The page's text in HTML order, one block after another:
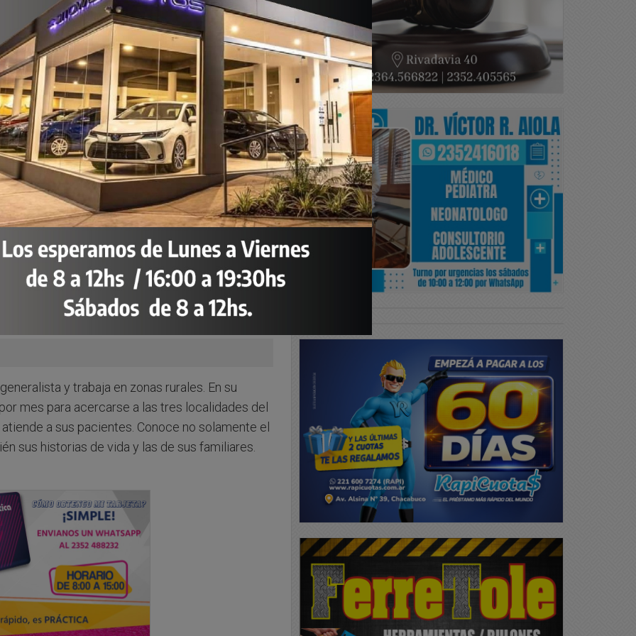
y trabaja en zonas rurales. En su
mes para acercarse a las tres localidades del
a sus pacientes. Conoce no solamente el
sus historias de vida y las de sus familiares.